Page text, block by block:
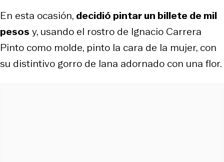
En esta ocasión, decidió pintar un billete de mil
pesos y, usando el rostro de Ignacio Carrera
Pinto como molde, pinto la cara de la mujer, con
su distintivo gorro de lana adornado con una flor.